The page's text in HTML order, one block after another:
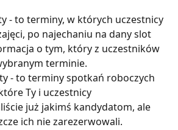
- to terminy, w których uczestnicy
po najechaniu na dany slot
o tym, który z uczestników
terminie.
- to terminy spotkań roboczych
Ty i uczestnicy
już jakimś kandydatom, ale
ich nie zarezerwowali.